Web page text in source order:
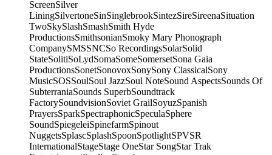
ScreenSilver
LiningSilvertoneSinSinglebrookSintezSireSireenaSituation
TwoSkySlashSmashSmith Hyde
ProductionsSmithsonianSmoky Mary Phonograph
CompanySMSSNCSo RecordingsSolarSolid
StateSolitiSoLydSomaSomeSomersetSona Gaia
ProductionsSonetSonovoxSonySony ClassicalSony
MusicSOSSoulSoul JazzSoul NoteSound AspectsSounds Of
SubterraniaSounds SuperbSoundtrack
FactorySoundvisionSoviet GrailSoyuzSpanish
PrayersSparkSpectraphonicSpeculaSphere
SoundSpiegeleiSpinefarmSpinout
NuggetsSplascSplashSpoonSpotlightSPVSR
InternationalStageStage OneStar SongStar Trak